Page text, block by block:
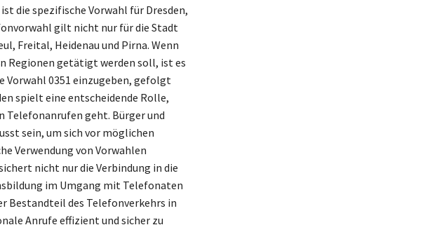
die spezifische Vorwahl für Dresden,
gilt nicht nur für die Stadt
Freital, Heidenau und Pirna. Wenn
Regionen getätigt werden soll, ist es
Vorwahl 0351 einzugeben, gefolgt
spielt eine entscheidende Rolle,
Telefonanrufen geht. Bürger und
sein, um sich vor möglichen
Verwendung von Vorwahlen
nicht nur die Verbindung in die
im Umgang mit Telefonaten
Bestandteil des Telefonverkehrs in
Anrufe effizient und sicher zu